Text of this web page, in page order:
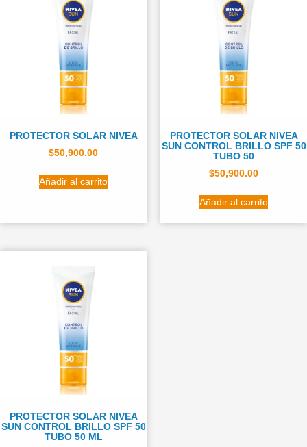
PROTECTOR SOLAR NIVEA
$50,900.00
Añadir al carrito
PROTECTOR SOLAR NIVEA
SUN CONTROL BRILLO SPF 50
TUBO 50
$50,900.00
Añadir al carrito
PROTECTOR SOLAR NIVEA
SUN CONTROL BRILLO SPF 50
TUBO 50 ML